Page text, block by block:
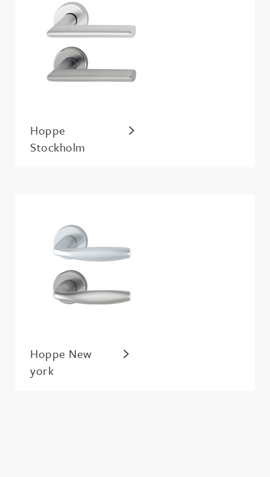
Hoppe
Stockholm
Hoppe New
york